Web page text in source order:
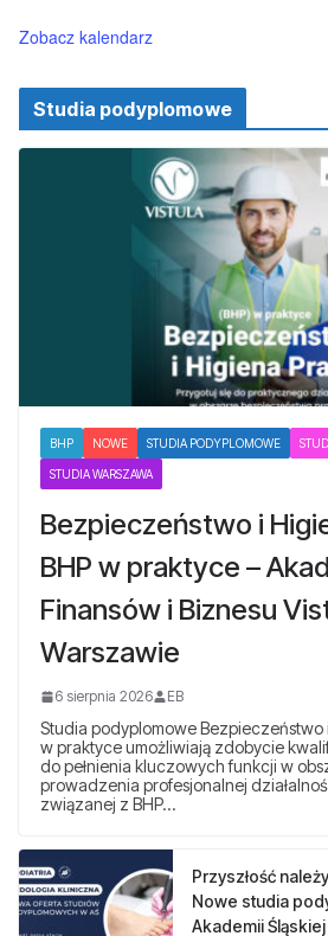
Zobacz kalendarz
Studia podyplomowe
BHP NOWE STUDIA PODYPLOMOWE
STUDIA WARSZAWA
Bezpieczeństwo i
BHP w praktyce –
Finansów i Biznesu
Warszawie
6 sierpnia 2026 EB
Studia podyplomowe Bezpieczeństwo
w praktyce umożliwiają zdobycie
do pełnienia kluczowych funkcji w
prowadzenia profesjonalnej
związanej z BHP…
Przyszłość
Nowe studia
Akademii